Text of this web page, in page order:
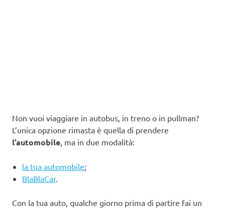
Non vuoi viaggiare in autobus, in treno o in pullman?
L’unica opzione rimasta è quella di prendere
l’automobile, ma in due modalità:
la tua automobile;
BlaBlaCar.
Con la tua auto, qualche giorno prima di partire fai un